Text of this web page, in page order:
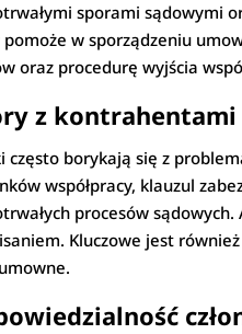
sporami sądowymi
w sporządzeniu
oraz procedurę wyjścia
z kontrahentami
często borykają się z
współpracy, klauzul
procesów
Kluczowe jest